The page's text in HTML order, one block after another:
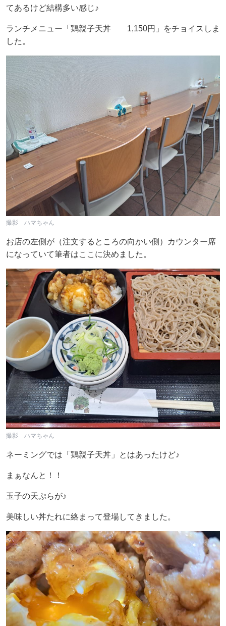
てあるけど結構多い感じ♪
ランチメニュー「鶏親子天丼 1,150円」をチョイスしま
した。
撮影 ハマちゃん
お店の左側が（注文するところの向かい側）カウンター席
になっていて筆者はここに決めました。
撮影 ハマちゃん
ネーミングでは「鶏親子天丼」とはあったけど♪
まぁなんと！！
玉子の天ぷらが♪
美味しい丼たれに絡まって登場してきました。